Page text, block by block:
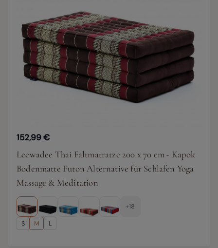
152,99 €
Leewadee Thai Faltmatratze 200 x 70 cm - Kapok
Bodenmatte Futon Alternative für Schlafen Yoga
Massage & Meditation
+18
S M L